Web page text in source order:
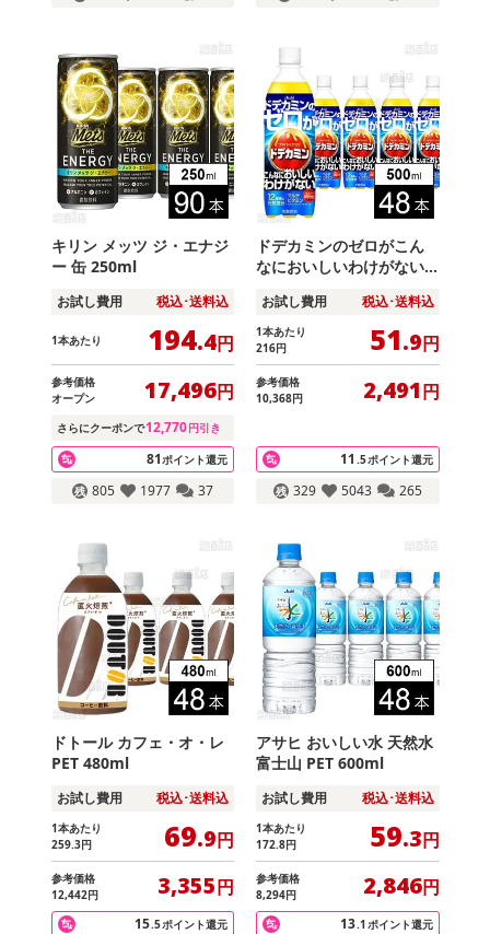
キリン メッツ ジ・エナジ
ー 缶 250ml
お試し費用 税込･送料込
1本あたり 194.4円
参考価格
オープン
17,496円
さらにクーポンで12,770円引き
81ポイント還元
805 1977 37
ドデカミンのゼロがこん
なにおいしいわけがない P
お試し費用 税込･送料込
1本あたり
216円 51.9円
参考価格
10,368円 2,491円
11 .5ポイント還元
329 5043 265
ドトール カフェ・オ・レ
PET 480ml
お試し費用 税込･送料込
1本あたり
259.3円 69.9円
参考価格
12,442円 3,355円
15.5ポイント還元
アサヒ おいしい水 天然水
富士山 PET 600ml
お試し費用 税込･送料込
1本あたり
172.8円 59.3円
参考価格
8,294円 2,846円
13.1 ポイント還元